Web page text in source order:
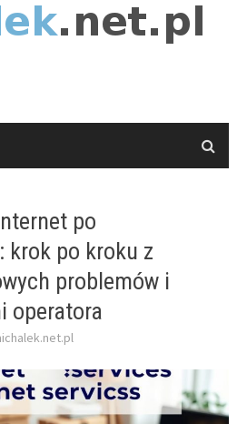
po
krok po kroku z
problemów i
operatora